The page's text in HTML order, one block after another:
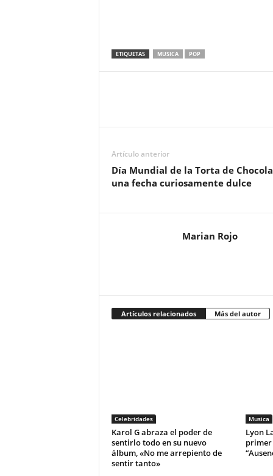
ETIQUETAS MUSICA POP
Artículo anterior
Día Mundial de la Torta de
una fecha curiosamente dulce
Marian Rojo
Artículos relacionados Más del autor
Celebridades
Karol G abraza el poder de
sentirlo todo en su nuevo
álbum, «No me arrepiento de
sentir tanto»
Musica
Lyon
primer